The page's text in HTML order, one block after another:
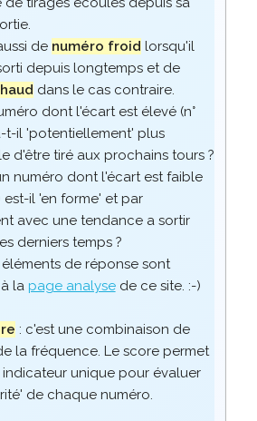
de numéro froid lorsqu'il
depuis longtemps et de
dans le cas contraire.
dont l'écart est élevé (n°
t-il 'potentiellement' plus
d'être tiré aux prochains tours ?
numéro dont l'écart est faible
est-il 'en forme' et par
avec une tendance a sortir
derniers temps ?
de réponse sont
la page analysede ce site. :-)
: c'est une combinaison de
la fréquence. Le score permet
unique pour évaluer
de chaque numéro.